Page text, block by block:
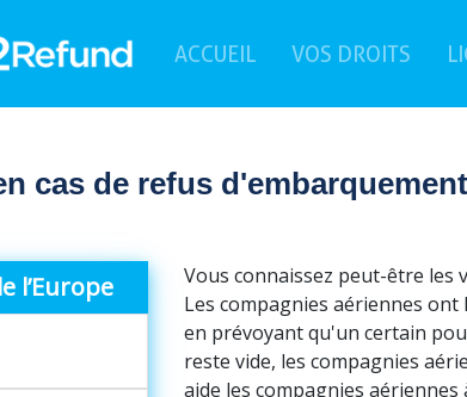
ACCUEIL (current)
VOS DROITS
cas de refus
l’Europe
Vous connaissez peut-être les
Les compagnies aériennes
en prévoyant qu'un certain
reste vide, les compagnies
aide les compagnies aériennes